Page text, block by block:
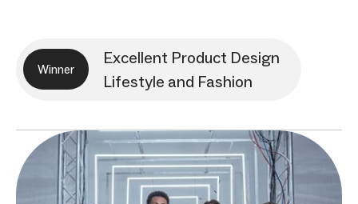
Winner
Excellent Product Design
Lifestyle and Fashion